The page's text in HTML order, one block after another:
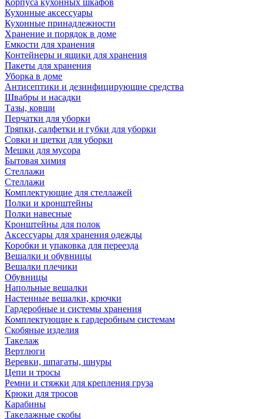
Корпуса кухонных шкафов
Кухонные аксессуары
Кухонные принадлежности
Хранение и порядок в доме
Емкости для хранения
Контейнеры и ящики для хранения
Пакеты для хранения
Уборка в доме
Антисептики и дезинфицирующие средства
Швабры и насадки
Тазы, ковши
Перчатки для уборки
Тряпки, салфетки и губки для уборки
Совки и щетки для уборки
Мешки для мусора
Бытовая химия
Стеллажи
Стеллажи
Комплектующие для стеллажей
Полки и кронштейны
Полки навесные
Кронштейны для полок
Аксессуары для хранения одежды
Коробки и упаковка для переезда
Вешалки и обувницы
Вешалки плечики
Обувницы
Напольные вешалки
Настенные вешалки, крючки
Гардеробные и системы хранения
Комплектующие к гардеробным системам
Скобяные изделия
Такелаж
Вертлюги
Веревки, шпагаты, шнуры
Цепи и тросы
Ремни и стяжки для крепления груза
Крюки для тросов
Карабины
Такелажные скобы